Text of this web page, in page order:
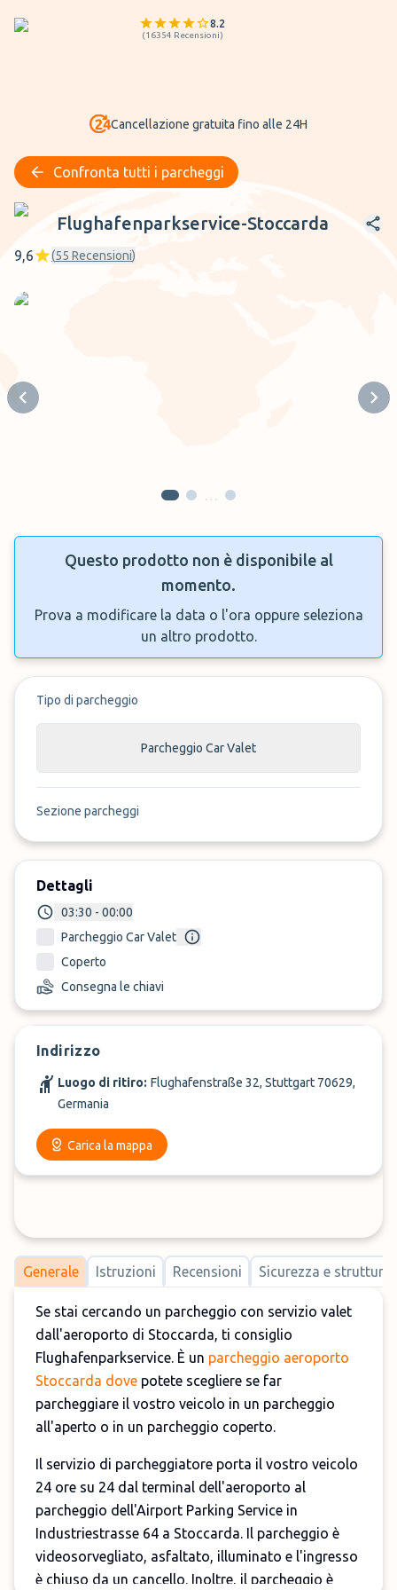
8.2
(16354 Recensioni)
Cancellazione gratuita fino alle 24H
Confronta tutti i parcheggi
Flughafenparkservice-Stoccarda
Flughafenparkservice-Stoccarda
9,6 (55 Recensioni)
Previous slide
…
Questo prodotto non è disponibile al
momento.
Prova a modificare la data o l'ora oppure seleziona
un altro prodotto.
Tipo di parcheggio
Parcheggio Car Valet
Sezione parcheggi
Dettagli
03:30 - 00:00
Parcheggio Car Valet
Coperto
Consegna le chiavi
Indirizzo
Luogo di ritiro: Flughafenstraße 32, Stuttgart 70629,
Germania
Carica la mappa
Generale Istruzioni Recensioni Sicurezza e strutture
Se stai cercando un parcheggio con servizio valet
dall'aeroporto di Stoccarda, ti consiglio
Flughafenparkservice. È un parcheggio aeroporto
Stoccarda dove potete scegliere se far
parcheggiare il vostro veicolo in un parcheggio
all'aperto o in un parcheggio coperto.
Il servizio di parcheggiatore porta il vostro veicolo
24 ore su 24 dal terminal dell'aeroporto al
parcheggio dell'Airport Parking Service in
Industriestrasse 64 a Stoccarda. Il parcheggio è
videosorvegliato, asfaltato, illuminato e l'ingresso
è chiuso da un cancello. Inoltre, il parcheggio è